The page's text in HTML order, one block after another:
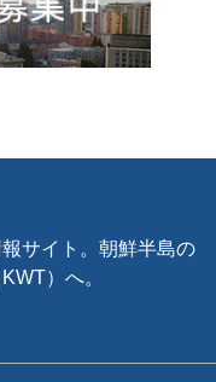
サイト。朝鮮半島の
）へ。